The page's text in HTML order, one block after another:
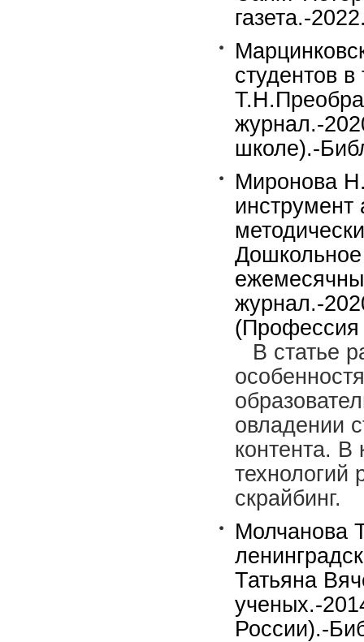
газета.-
студентов
журнал.-
школе).-
Миронова
инструмент
журнал.-
(Профессия
В статье
овладении
контента. В
технологий
скрайбинг.
Молчанова
Татьяна
ученых.-
России).-